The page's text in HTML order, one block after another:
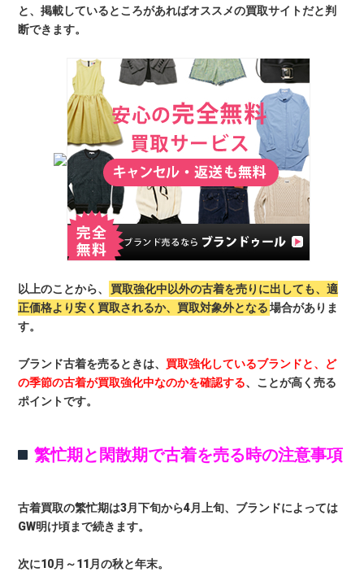
と、掲載しているところがあればオススメの買取サイトだと判
断できます。
以上のことから、
買取強化中以外の古着を売りに出しても、適
正価格より安く買取されるか、買取対象外となる 場合がありま
す。
ブランド古着を売るときは、 買取強化しているブランドと、ど
の季節の古着が買取強化中なのかを確認する、ことが高く売る
ポイントです。
繁忙期と閑散期で古着を売る時の注意事項
古着買取の繁忙期は3月下旬から4月上旬、ブランドによっては
GW明け頃まで続きます。
次に10月～11月の秋と年末。